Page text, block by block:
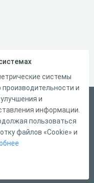
системы
и
и
информации.
пользоваться
файлов «Cookie» и